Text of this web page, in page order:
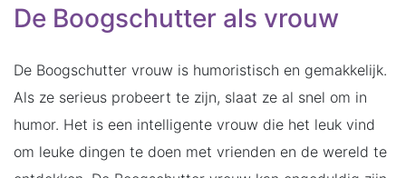
De Boogschutter als vrouw
De Boogschutter vrouw is humoristisch en gemakkelijk.
Als ze serieus probeert te zijn, slaat ze al snel om in
humor. Het is een intelligente vrouw die het leuk vind
om leuke dingen te doen met vrienden en de wereld te